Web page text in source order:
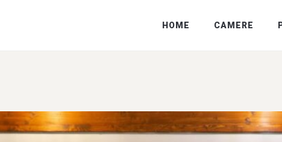
HOME CAMERE